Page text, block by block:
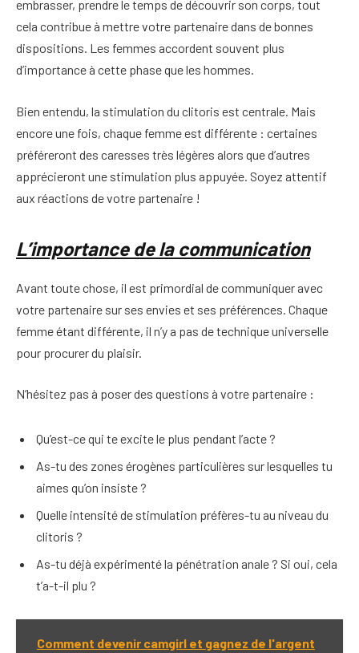
embrasser, prendre le temps de découvrir son corps, tout
cela contribue à mettre votre partenaire dans de bonnes
dispositions. Les femmes accordent souvent plus
d’importance à cette phase que les hommes.
Bien entendu, la stimulation du clitoris est centrale. Mais
encore une fois, chaque femme est différente : certaines
préféreront des caresses très légères alors que d’autres
apprécieront une stimulation plus appuyée. Soyez attentif
aux réactions de votre partenaire !
L’importance de la communication
Avant toute chose, il est primordial de communiquer avec
votre partenaire sur ses envies et ses préférences. Chaque
femme étant différente, il n’y a pas de technique universelle
pour procurer du plaisir.
N’hésitez pas à poser des questions à votre partenaire :
Qu’est-ce qui te excite le plus pendant l’acte ?
As-tu des zones érogènes particulières sur lesquelles tu
aimes qu’on insiste ?
Quelle intensité de stimulation préfères-tu au niveau du
clitoris ?
As-tu déjà expérimenté la pénétration anale ? Si oui, cela
t’a-t-il plu ?
Comment devenir camgirl et gagnez de l'argent